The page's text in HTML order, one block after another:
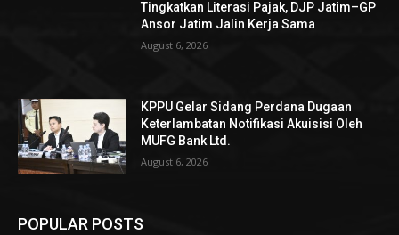
Tingkatkan Literasi Pajak, DJP Jatim–GP
Ansor Jatim Jalin Kerja Sama
August 6, 2026
KPPU Gelar Sidang Perdana Dugaan
Keterlambatan Notifikasi Akuisisi Oleh
MUFG Bank Ltd.
August 6, 2026
POPULAR POSTS